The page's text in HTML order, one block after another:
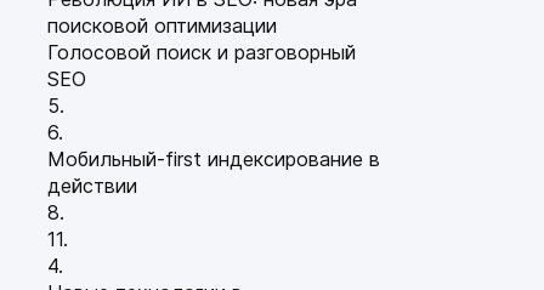
поисковой оптимизации
Голосовой поиск и разговорный
SEO
5.
6.
Мобильный-first индексирование в
действии
8.
11.
4.